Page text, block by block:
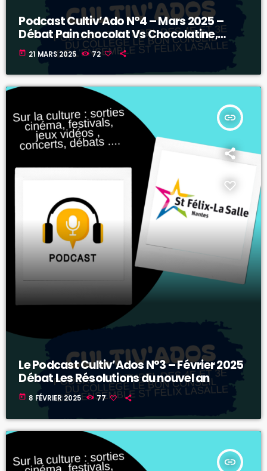
Podcast Cultiv’Ado N°4 – Mars 2025 –
Débat Pain chocolat Vs Chocolatine,
Nantes en bretagne, Mont St Michel en
Bretagne, Le Lait dans les céréales du Petit
Déj….
today 21 MARS 2025 72
insert_link
Le Podcast Cultiv’Ados N°3 – Février 2025
Débat Les Résolutions du nouvel an
today 8 FÉVRIER 2025 77
insert_link